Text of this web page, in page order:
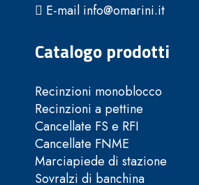
E-mail info@omarini.it
Catalogo prodotti
Recinzioni monoblocco
Recinzioni a pettine
Cancellate FS e RFI
Cancellate FNME
Marciapiede di stazione
Sovralzi di banchina